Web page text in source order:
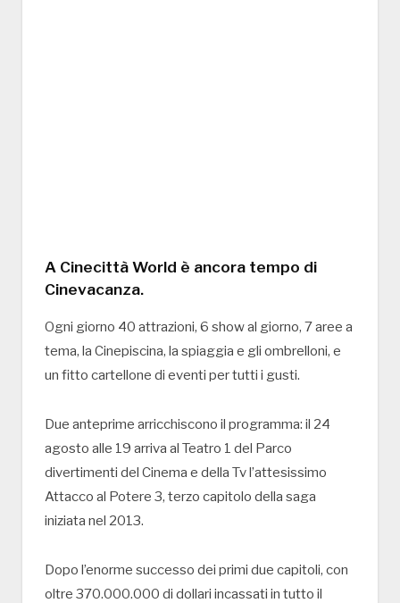
A Cinecittà World è ancora tempo di
Cinevacanza.
Ogni giorno 40 attrazioni, 6 show al giorno, 7 aree a
tema, la Cinepiscina, la spiaggia e gli ombrelloni, e
un fitto cartellone di eventi per tutti i gusti.
Due anteprime arricchiscono il programma: il 24
agosto alle 19 arriva al Teatro 1 del Parco
divertimenti del Cinema e della Tv l’attesissimo
Attacco al Potere 3, terzo capitolo della saga
iniziata nel 2013.
Dopo l’enorme successo dei primi due capitoli, con
oltre 370.000.000 di dollari incassati in tutto il